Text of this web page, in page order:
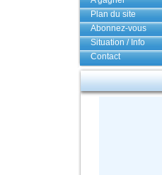
Plan du site
Abonnez-vous
Situation / Info
Contact